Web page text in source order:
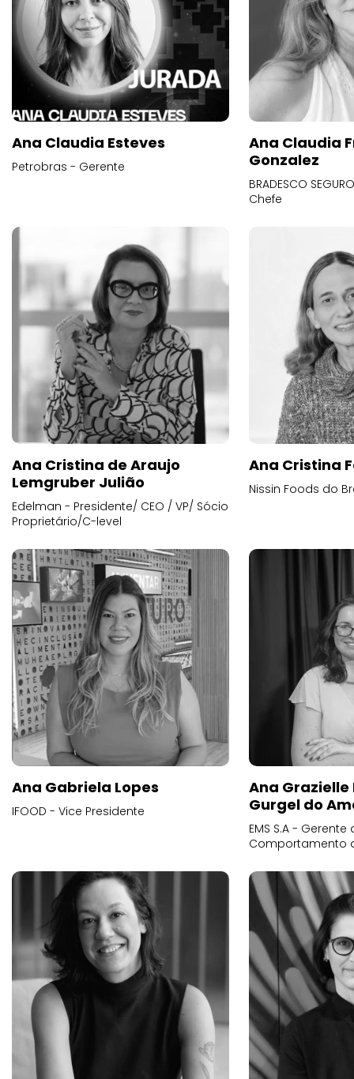
Ana Claudia Esteves
Petrobras - Gerente
Ana Claudia
Gonzalez
BRADESCO
Chefe
Ana Cristina de Araujo
Lemgruber Julião
Edelman - Presidente/ CEO / VP/ Sócio
Proprietário/C-level
Ana Cristina
Nissin Foods do
Ana Gabriela Lopes
IFOOD - Vice Presidente
Ana
Gurgel do
EMS S.A -
Comportamento